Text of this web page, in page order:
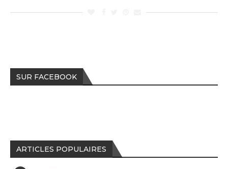
SUR FACEBOOK
ARTICLES POPULAIRES